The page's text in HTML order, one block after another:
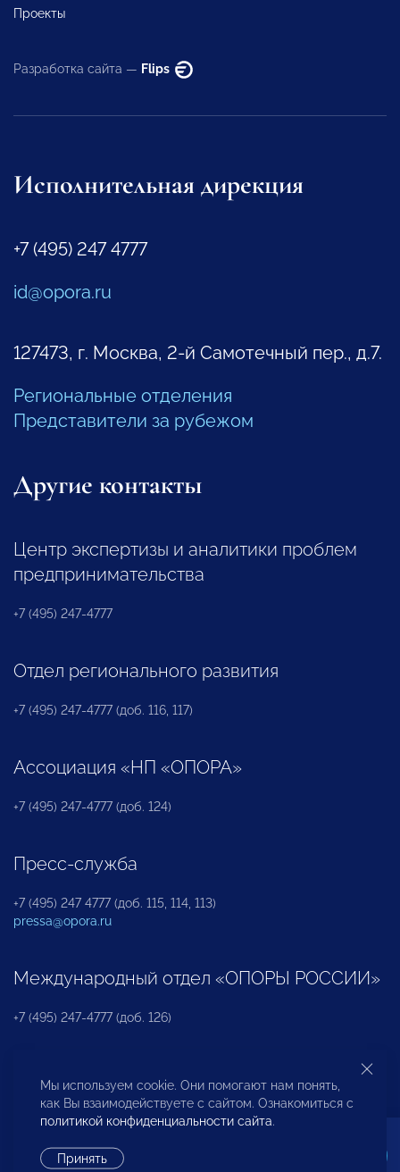
Проекты
Разработка сайта — Flips
Исполнительная дирекция
+7 (495) 247 4777
id@opora.ru
127473, г. Москва, 2-й Самотечный пер., д.7.
Региональные отделения
Представители за рубежом
Другие контакты
Центр экспертизы и аналитики проблем
предпринимательства
+7 (495) 247-4777
Отдел регионального развития
+7 (495) 247-4777 (доб. 116, 117)
Ассоциация «НП «ОПОРА»
+7 (495) 247-4777 (доб. 124)
Пресс-служба
+7 (495) 247 4777 (доб. 115, 114, 113)
pressa@opora.ru
Международный отдел «ОПОРЫ РОССИИ»
+7 (495) 247-4777 (доб. 126)
Бюро по защите прав предпринимателей и
инвесторов
Мы используем cookie. Они помогают нам понять,
как Вы взаимодействуете с сайтом. Ознакомиться с
политикой конфиденциальности сайта.
Принять